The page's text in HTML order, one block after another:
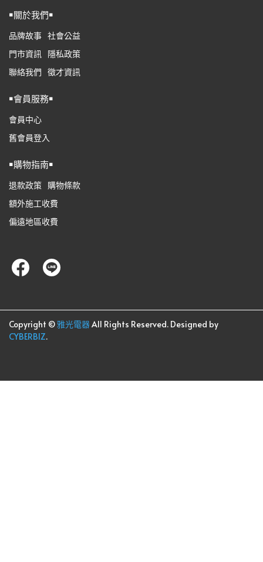
￭關於我們￭
品牌故事 社會公益
門市資訊 隱私政策
聯絡我們 徵才資訊
￭會員服務￭
會員中心
舊會員登入
￭購物指南￭
退款政策 購物條款
額外施工收費
偏遠地區收費
Copyright ©雅光電器All Rights Reserved. Designed by
CYBERBIZ.